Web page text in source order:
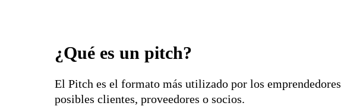
¿Qué es un pitch?
El Pitch es el formato más utilizado por los
posibles clientes, proveedores o socios.